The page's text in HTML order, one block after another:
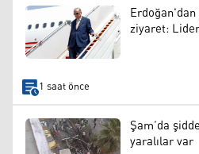
ziyaret:
1 saat önce
Şam’da
yaralılar var